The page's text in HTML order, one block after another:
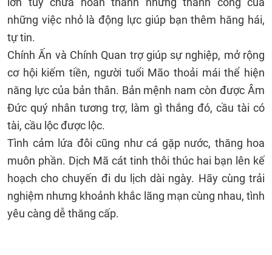
những việc nhỏ là động lực giúp bạn thêm hăng hái,
tự tin.
Chính Ấn và Chính Quan trợ giúp sự nghiệp, mở rộng
cơ hội kiếm tiền, người tuổi Mão thoải mái thể hiện
năng lực của bản thân. Bản mệnh nam còn được Âm
Đức quý nhân tương trợ, làm gì thắng đó, cầu tài có
tài, cầu lộc được lộc.
Tình cảm lứa đôi cũng như cá gặp nước, thăng hoa
muôn phần. Dịch Mã cát tinh thôi thúc hai bạn lên kế
hoạch cho chuyến đi du lịch dài ngày. Hãy cùng trải
nghiệm nhưng khoảnh khắc lãng mạn cùng nhau, tình
yêu càng dễ thăng cấp.